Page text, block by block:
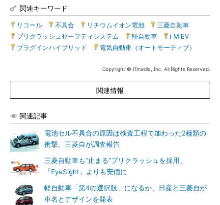
関連キーワード
リコール 不具合 リチウムイオン電池 三菱自動車
プリクラッシュセーフティシステム
軽自動車 i MiEV
プラグインハイブリッド
電気自動車（オートモーティブ）
Copyright © ITmedia, Inc. All Rights Reserved.
関連情報
関連記事
電池セル不具合の原因は検査工程で加わった2種類の
衝撃、三菱自が調査報告
三菱自動車も“止まる”プリクラッシュを採用、
「EyeSight」よりも安価に
軽自動車「第4の選択肢」になるか、日産と三菱自が
車名とデザインを発表